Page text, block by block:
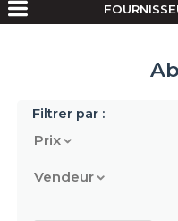
Filtrer par :
Prix
Vendeur